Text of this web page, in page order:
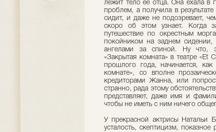
лежит тело ее отца. Она ехала в
проблем, а получила в
сидит, и даже не подозревает,
скоро об этом узнает. Когда
путешествие по окрестным
покойником на заднем сидении,
ангелами за спиной. Ну что,
«Закрытая комната» в театре «Et
прошлого года, начинается,
комнате», со вполне
кредиторами Жанна, или
странно, рада этому
представляет, даже имя и
чтобы не иметь с ним ничего
У прекрасной актрисы Натальи
усталость, скептицизм,